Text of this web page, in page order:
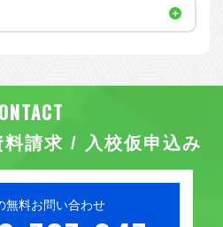
請求 / 入校仮申込み
無料お問い合わせ